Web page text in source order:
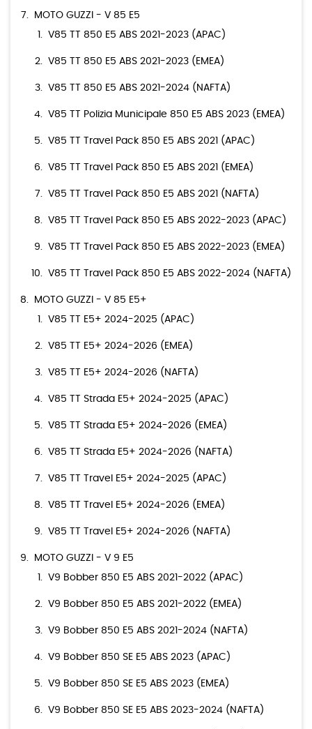
MOTO GUZZI - V 85 E5
V85 TT 850 E5 ABS 2021-2023 (APAC)
V85 TT 850 E5 ABS 2021-2023 (EMEA)
V85 TT 850 E5 ABS 2021-2024 (NAFTA)
V85 TT Polizia Municipale 850 E5 ABS 2023 (EMEA)
V85 TT Travel Pack 850 E5 ABS 2021 (APAC)
V85 TT Travel Pack 850 E5 ABS 2021 (EMEA)
V85 TT Travel Pack 850 E5 ABS 2021 (NAFTA)
V85 TT Travel Pack 850 E5 ABS 2022-2023 (APAC)
V85 TT Travel Pack 850 E5 ABS 2022-2023 (EMEA)
V85 TT Travel Pack 850 E5 ABS 2022-2024 (NAFTA)
MOTO GUZZI - V 85 E5+
V85 TT E5+ 2024-2025 (APAC)
V85 TT E5+ 2024-2026 (EMEA)
V85 TT E5+ 2024-2026 (NAFTA)
V85 TT Strada E5+ 2024-2025 (APAC)
V85 TT Strada E5+ 2024-2026 (EMEA)
V85 TT Strada E5+ 2024-2026 (NAFTA)
V85 TT Travel E5+ 2024-2025 (APAC)
V85 TT Travel E5+ 2024-2026 (EMEA)
V85 TT Travel E5+ 2024-2026 (NAFTA)
MOTO GUZZI - V 9 E5
V9 Bobber 850 E5 ABS 2021-2022 (APAC)
V9 Bobber 850 E5 ABS 2021-2022 (EMEA)
V9 Bobber 850 E5 ABS 2021-2024 (NAFTA)
V9 Bobber 850 SE E5 ABS 2023 (APAC)
V9 Bobber 850 SE E5 ABS 2023 (EMEA)
V9 Bobber 850 SE E5 ABS 2023-2024 (NAFTA)